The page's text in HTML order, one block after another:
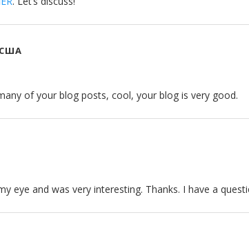
of your blog posts, cool, your blog is very good.
eye and was very interesting. Thanks. I have a